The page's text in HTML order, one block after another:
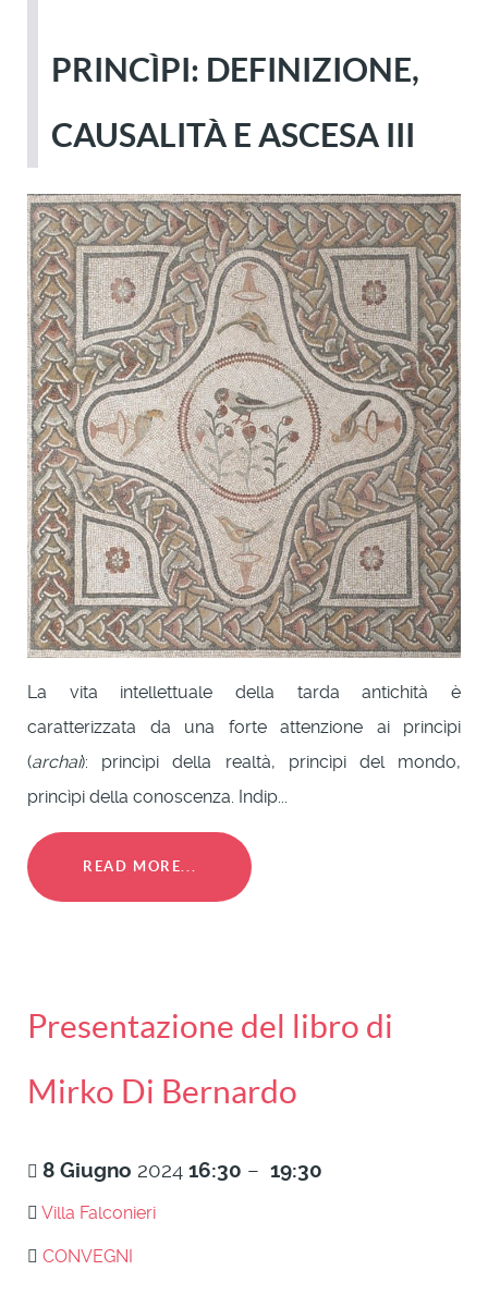
PRINCÌPI: DEFINIZIONE,
CAUSALITÀ E ASCESA III
La vita intellettuale della tarda antichità è
caratterizzata da una forte attenzione ai princìpi
(archai): princìpi della realtà, princìpi del mondo,
princìpi della conoscenza. Indip...
READ MORE...
Presentazione del libro di
Mirko Di Bernardo
8 Giugno 2024 16:30 – 19:30
Villa Falconieri
CONVEGNI